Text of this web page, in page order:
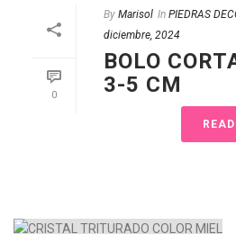
0
By Marisol In PIEDRAS
diciembre, 2024
BOLO
3-5 CM